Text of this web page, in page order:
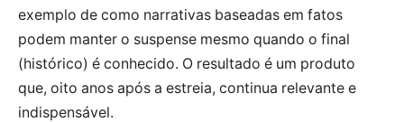
exemplo de como narrativas baseadas em fatos
podem manter o suspense mesmo quando o final
(histórico) é conhecido. O resultado é um produto
que, oito anos após a estreia, continua relevante e
indispensável.